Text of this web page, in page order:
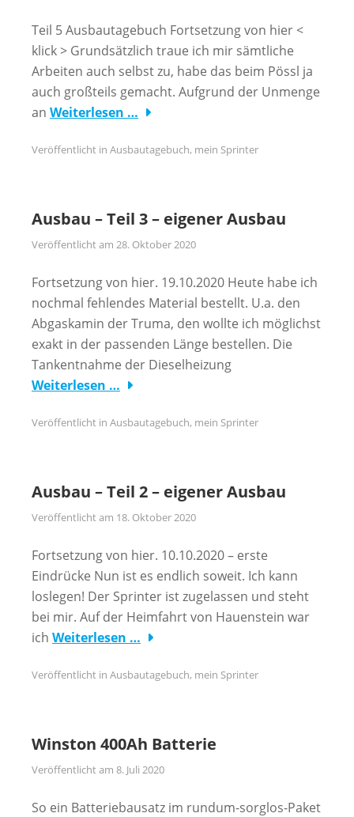
Teil 5 Ausbautagebuch Fortsetzung von hier <
klick > Grundsätzlich traue ich mir sämtliche
Arbeiten auch selbst zu, habe das beim Pössl ja
auch großteils gemacht. Aufgrund der Unmenge
an Weiterlesen …
Veröffentlicht in Ausbautagebuch, mein Sprinter
Ausbau – Teil 3 – eigener Ausbau
Veröffentlicht am 28. Oktober 2020
Fortsetzung von hier. 19.10.2020 Heute habe ich
nochmal fehlendes Material bestellt. U.a. den
Abgaskamin der Truma, den wollte ich möglichst
exakt in der passenden Länge bestellen. Die
Tankentnahme der Dieselheizung
Weiterlesen …
Veröffentlicht in Ausbautagebuch, mein Sprinter
Ausbau – Teil 2 – eigener Ausbau
Veröffentlicht am 18. Oktober 2020
Fortsetzung von hier. 10.10.2020 – erste
Eindrücke Nun ist es endlich soweit. Ich kann
loslegen! Der Sprinter ist zugelassen und steht
bei mir. Auf der Heimfahrt von Hauenstein war
ich Weiterlesen …
Veröffentlicht in Ausbautagebuch, mein Sprinter
Winston 400Ah Batterie
Veröffentlicht am 8. Juli 2020
So ein Batteriebausatz im rundum-sorglos-Paket